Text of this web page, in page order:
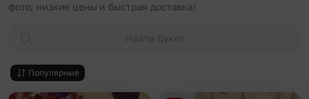
фото, низкие цены и быстрая доставка!
Найти букет
Популярные